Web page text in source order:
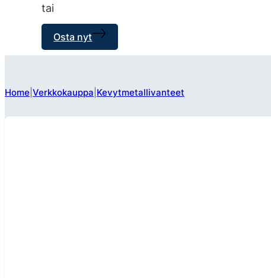
tai
Osta nyt
Home Verkkokauppa Kevytmetallivanteet